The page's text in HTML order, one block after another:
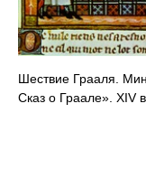
Шествие Грааля.
Сказ о Граале». XIV